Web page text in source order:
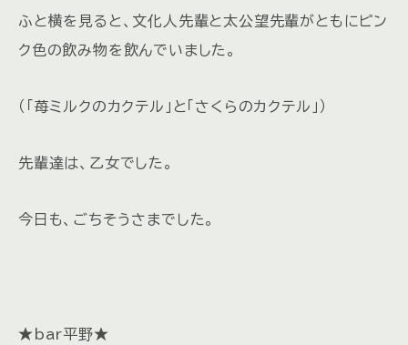
ふと横を見ると、文化人先輩と太公望先輩がともにピン
ク色の飲み物を飲んでいました。
（「苺ミルクのカクテル」と「さくらのカクテル」）
先輩達は、乙女でした。
今日も、ごちそうさまでした。
★bar平野★